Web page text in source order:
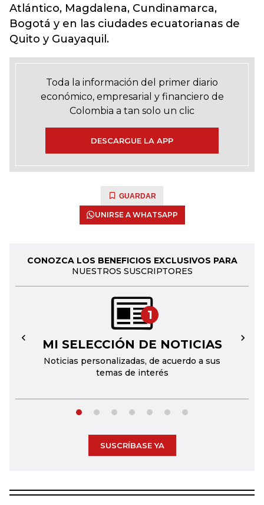
Atlántico, Magdalena, Cundinamarca,
Bogotá y en las ciudades ecuatorianas de
Quito y Guayaquil.
Toda la información del primer diario
económico, empresarial y financiero de
Colombia a tan solo un clic
DESCARGUE LA APP
GUARDAR
UNIRSE A WHATSAPP
CONOZCA LOS BENEFICIOS EXCLUSIVOS PARA
NUESTROS SUSCRIPTORES
1
MI SELECCIÓN DE NOTICIAS
Noticias personalizadas, de acuerdo a sus
temas de interés
← →
SUSCRÍBASE YA